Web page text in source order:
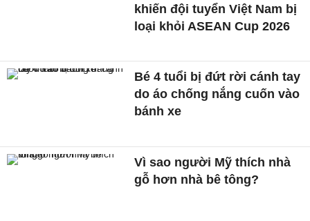
khiến đội tuyển Việt Nam bị
loại khỏi ASEAN Cup 2026
Bé 4 tuổi bị đứt rời cánh tay
do áo chống nắng cuốn vào
bánh xe
Vì sao người Mỹ thích nhà
gỗ hơn nhà bê tông?